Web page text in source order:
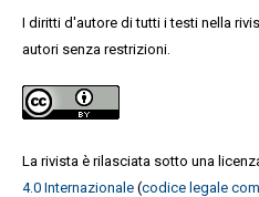
I diritti d'autore di tutti i testi nella
autori senza restrizioni.
La rivista è rilasciata sotto una
4.0 Internazionale(codice legale